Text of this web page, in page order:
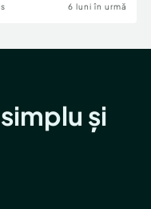
6 luni în urmă
și